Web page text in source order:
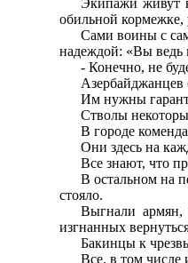
Экипажи живут
обильной кормежке,
Сами воины с
надеждой: «Вы ведь
- Конечно, не
Азербайджанцев
Им нужны
Стволы
В городе
Они здесь на
Все знают, что
В остальном на
стояло.
Выгнали армян,
изгнанных
Бакинцы к
Все, в том числе